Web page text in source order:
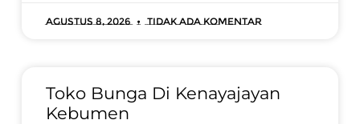
Agustus 8, 2026 Tidak ada komentar
Toko Bunga Di Kenayajayan
Kebumen